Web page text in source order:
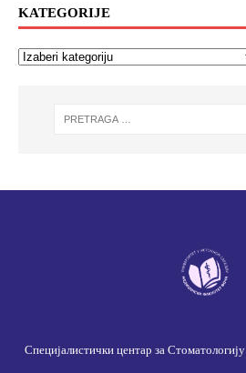
KATEGORIJE
Специјалистички центар за Стоматологију